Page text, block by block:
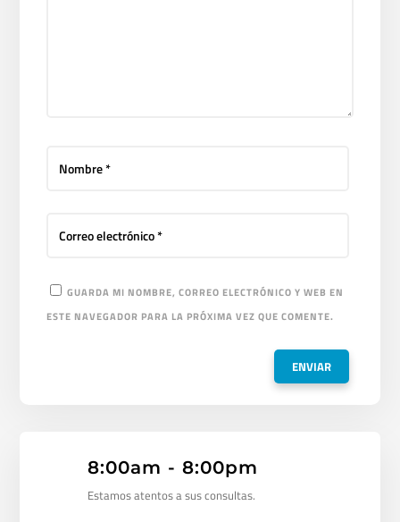
GUARDA MI NOMBRE, CORREO ELECTRÓNICO Y WEB EN
ESTE NAVEGADOR PARA LA PRÓXIMA VEZ QUE COMENTE.
8:00am - 8:00pm
Estamos atentos a sus consultas.